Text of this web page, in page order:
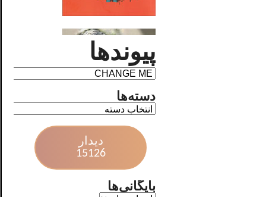
پیوندها
دسته‌ها
دیدار
15126
بایگانی‌ها